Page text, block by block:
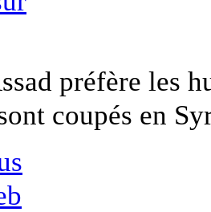
préfère les
coupés en